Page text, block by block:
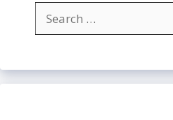
Search
for: